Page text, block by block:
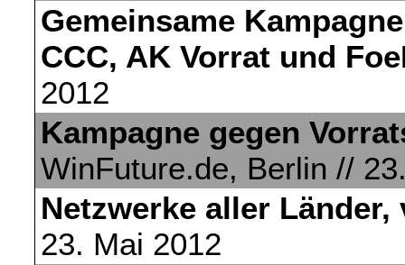
Gemeinsame
CCC, AK Vorrat und
2012
Kampagne gegen
WinFuture.de, Berlin //
Netzwerke aller
23. Mai 2012